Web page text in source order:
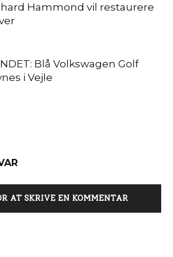
Hammond vil restaurere
Blå Volkswagen Golf
i Vejle
AT SKRIVE EN KOMMENTAR